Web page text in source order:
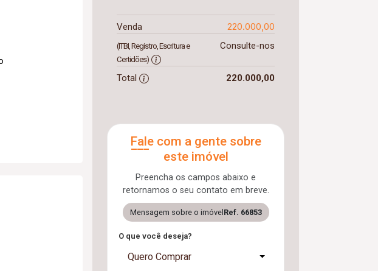
Venda 220.000,00
(ITBI, Registro, Escritura e
Certidões)
Consulte-nos
Total 220.000,00
Fale com a gente sobre
este imóvel
Preencha os campos abaixo e
retornamos o seu contato em breve.
Mensagem sobre o imóvel Ref. 66853
O que você deseja?
Quero Comprar